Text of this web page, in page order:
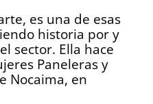
es una de esas
historia por y
sector. Ella hace
Paneleras y
Nocaima, en